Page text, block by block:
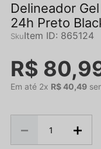
Delineador
24h Preto
Item ID: 865124
R$ 80,
Em até 2x R$40,49
＋
－